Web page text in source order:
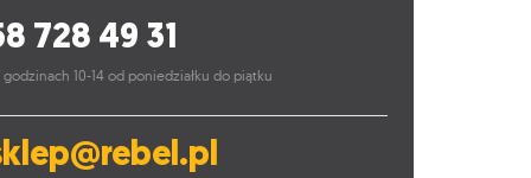
728 49 31
godzinach 10-14 od poniedziałku do piątku